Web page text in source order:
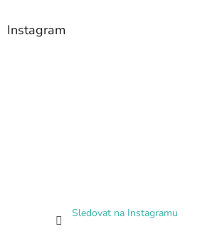
Instagram
Sledovat na Instagramu